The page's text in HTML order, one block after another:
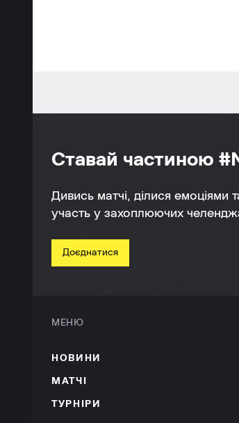
Ставай частиною
Дивись матчі, ділися емоціями
участь у захоплюючих
Доєднатися
МЕНЮ
НОВИНИ
МАТЧІ
ТУРНІРИ